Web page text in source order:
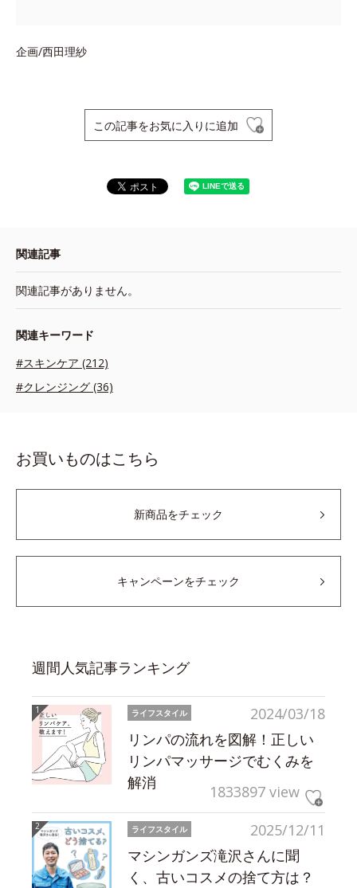
企画/西田理紗
この記事をお気に入りに追加
関連記事
関連記事がありません。
関連キーワード
#スキンケア (212)
#クレンジング (36)
お買いものはこちら
新商品をチェック
キャンペーンをチェック
週間人気記事ランキング
2024/03/18
ライフスタイル
リンパの流れを図解！正しい
リンパマッサージでむくみを
解消
1833897 view
2025/12/11
ライフスタイル
マシンガンズ滝沢さんに聞
く、古いコスメの捨て方は？